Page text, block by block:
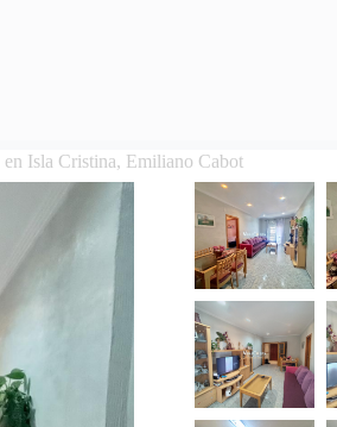
en Isla Cristina, Emiliano Cabot